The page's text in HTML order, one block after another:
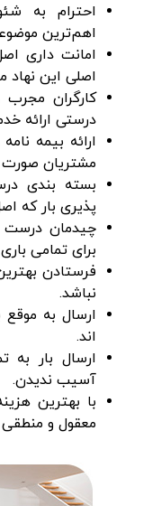
احترام به
اهم‌ترین
امانت داری
اصلی این نهاد
کارگران مجرب
درستی ارائه
ارائه بیمه
مشتریان صورت
بسته بندی
پذیری بار که
چیدمان درست
برای تمامی
فرستادن
نباشد.
ارسال به موقع
اند.
ارسال بار به
آسیب ندیدن.
با بهترین
معقول و